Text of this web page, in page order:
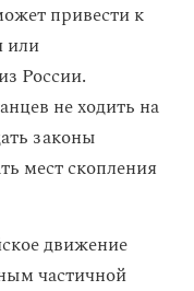
привести к
или
России.
не ходить на
законы
мест скопления
движение
частичной